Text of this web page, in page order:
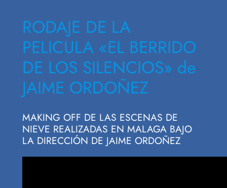
RODAJE DE LA
PELICULA «EL BERRIDO
DE LOS SILENCIOS» de
JAIME ORDOÑEZ
MAKING OFF DE LAS ESCENAS DE
NIEVE REALIZADAS EN MALAGA BAJO
LA DIRECCIÓN DE JAIME ORDOÑEZ